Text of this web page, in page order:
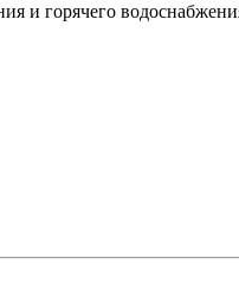
и горячего